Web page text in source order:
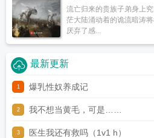
流亡归来的贵族子弟身上
茫大陆涌动着的诡流暗涛
厌弃了感...
最新更新
1 爆乳性奴养成记
2 我不想当黄毛，可是……
3 医生我还有救吗（1v1 h）